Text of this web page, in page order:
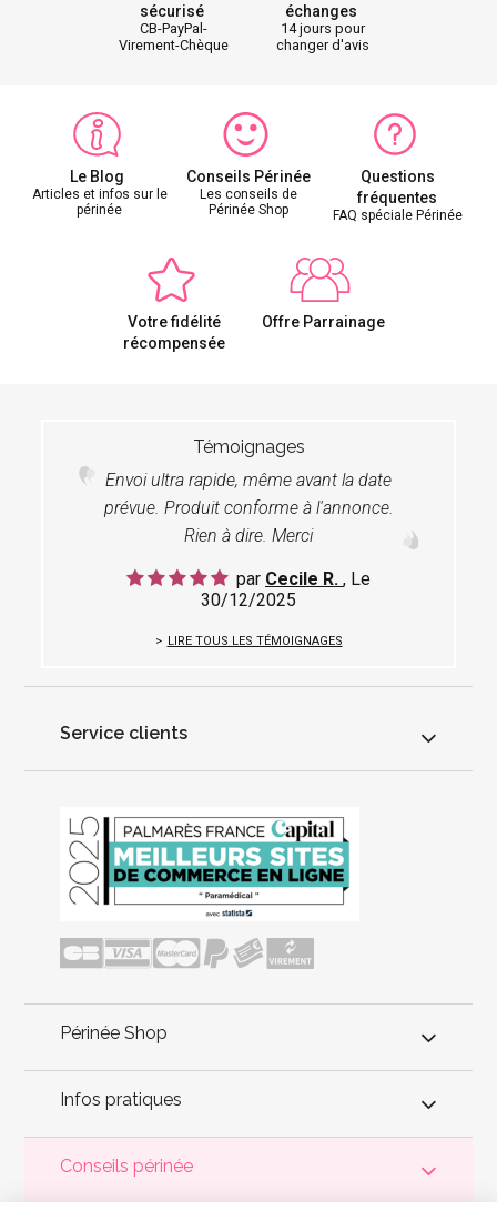
sécurisé
CB-PayPal-
Virement-Chèque
échanges
14 jours pour
changer d'avis
Le Blog
Articles et infos sur le
périnée
Conseils Périnée
Les conseils de
Périnée Shop
Questions
fréquentes
FAQ spéciale Périnée
Votre fidélité
récompensée
Offre Parrainage
Témoignages
Envoi ultra rapide, même avant la date
prévue. Produit conforme à l'annonce.
Rien à dire. Merci
par Cecile R. , Le
30/12/2025
LIRE TOUS LES TÉMOIGNAGES
Service clients
Périnée Shop
Infos pratiques
Conseils périnée